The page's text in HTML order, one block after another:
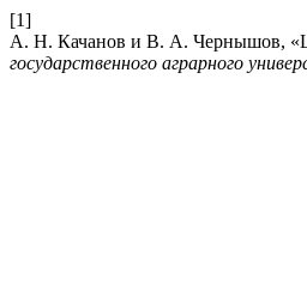
[1]
А. Н. Качанов и В. А. Чернышов,
государственного аграрного